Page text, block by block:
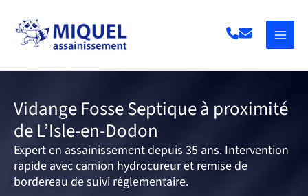
contenu
Vidange Fosse Septique à proximité
de L’Isle-en-Dodon
Expert en assainissement depuis 35 ans. Intervention
rapide avec camion hydrocureur et remise de
bordereau de suivi réglementaire.